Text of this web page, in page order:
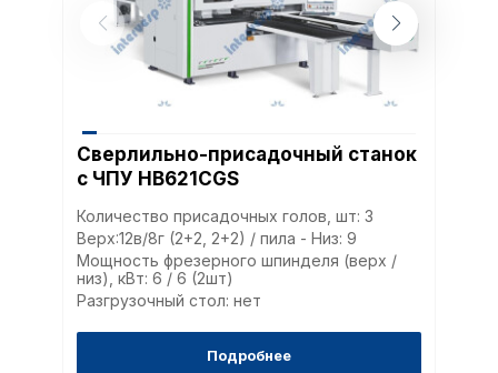
Сверлильно-присадочный станок
с ЧПУ HB621CGS
Количество присадочных голов, шт: 3
Верх:12в/8г (2+2, 2+2) / пила - Низ: 9
Мощность фрезерного шпинделя (верх /
низ), кВт: 6 / 6 (2шт)
Разгрузочный стол: нет
Подробнее